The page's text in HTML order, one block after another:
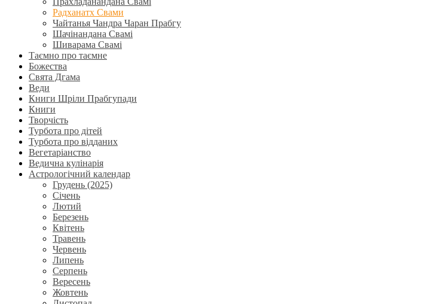
Радханатх Свами
Чайтанья Чандра Чаран Прабгу
Шачінандана Свамі
Шиварама Свамі
Таємно про таємне
Божества
Свята Дгама
Веди
Книги Шріли Прабгупади
Книги
Творчість
Турбота про дітей
Турбота про відданих
Вегетаріанство
Ведична кулінарія
Астрологічний календар
Грудень (2025)
Січень
Лютий
Березень
Квітень
Травень
Червень
Липень
Серпень
Вересень
Жовтень